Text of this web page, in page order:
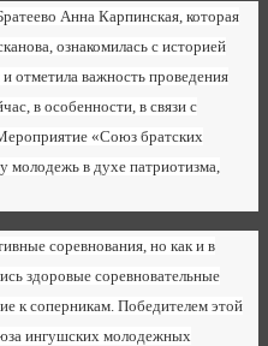
Анна Карпинская, которая
ознакомилась с историей
отметила важность проведения
в особенности, в связи с
«Союз братских
в духе патриотизма,
соревнования, но как и в
здоровые соревновательные
к соперникам. Победителем этой
ингушских молодежных